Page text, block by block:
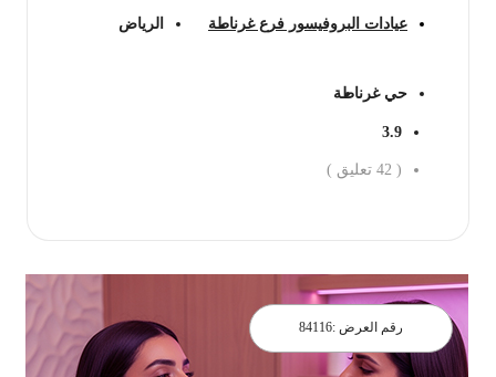
عيادات البروفيسور فرع غرناطة الرياض
حي غرناطة
3.9
42 تعليق )
رقم العرض : 84116